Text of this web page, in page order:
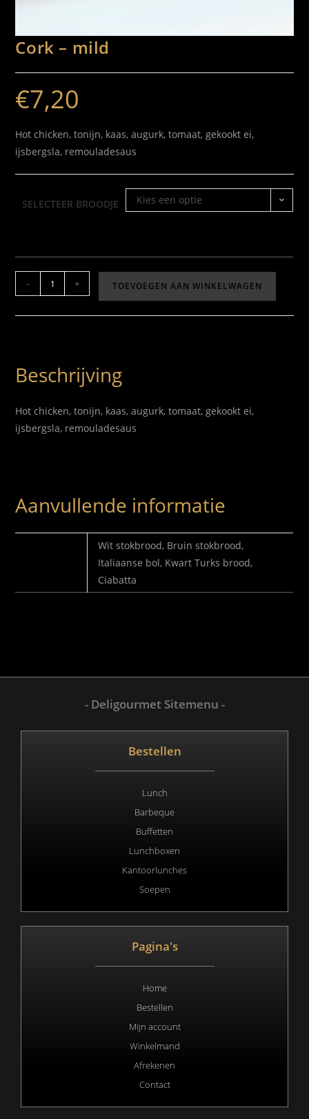
Cork – mild
€7,20
Hot chicken, tonijn, kaas, augurk, tomaat, gekookt ei,
ijsbergsla, remouladesaus
SELECTEER BROODJE Kies een optie
- + TOEVOEGEN AAN WINKELWAGEN
Beschrijving
Hot chicken, tonijn, kaas, augurk, tomaat, gekookt ei,
ijsbergsla, remouladesaus
Aanvullende informatie
Wit stokbrood, Bruin stokbrood,
Italiaanse bol, Kwart Turks brood,
Ciabatta
- Deligourmet Sitemenu -
Bestellen
Lunch
Barbeque
Buffetten
Lunchboxen
Kantoorlunches
Soepen
Pagina's
Home
Bestellen
Mijn account
Winkelmand
Afrekenen
Contact